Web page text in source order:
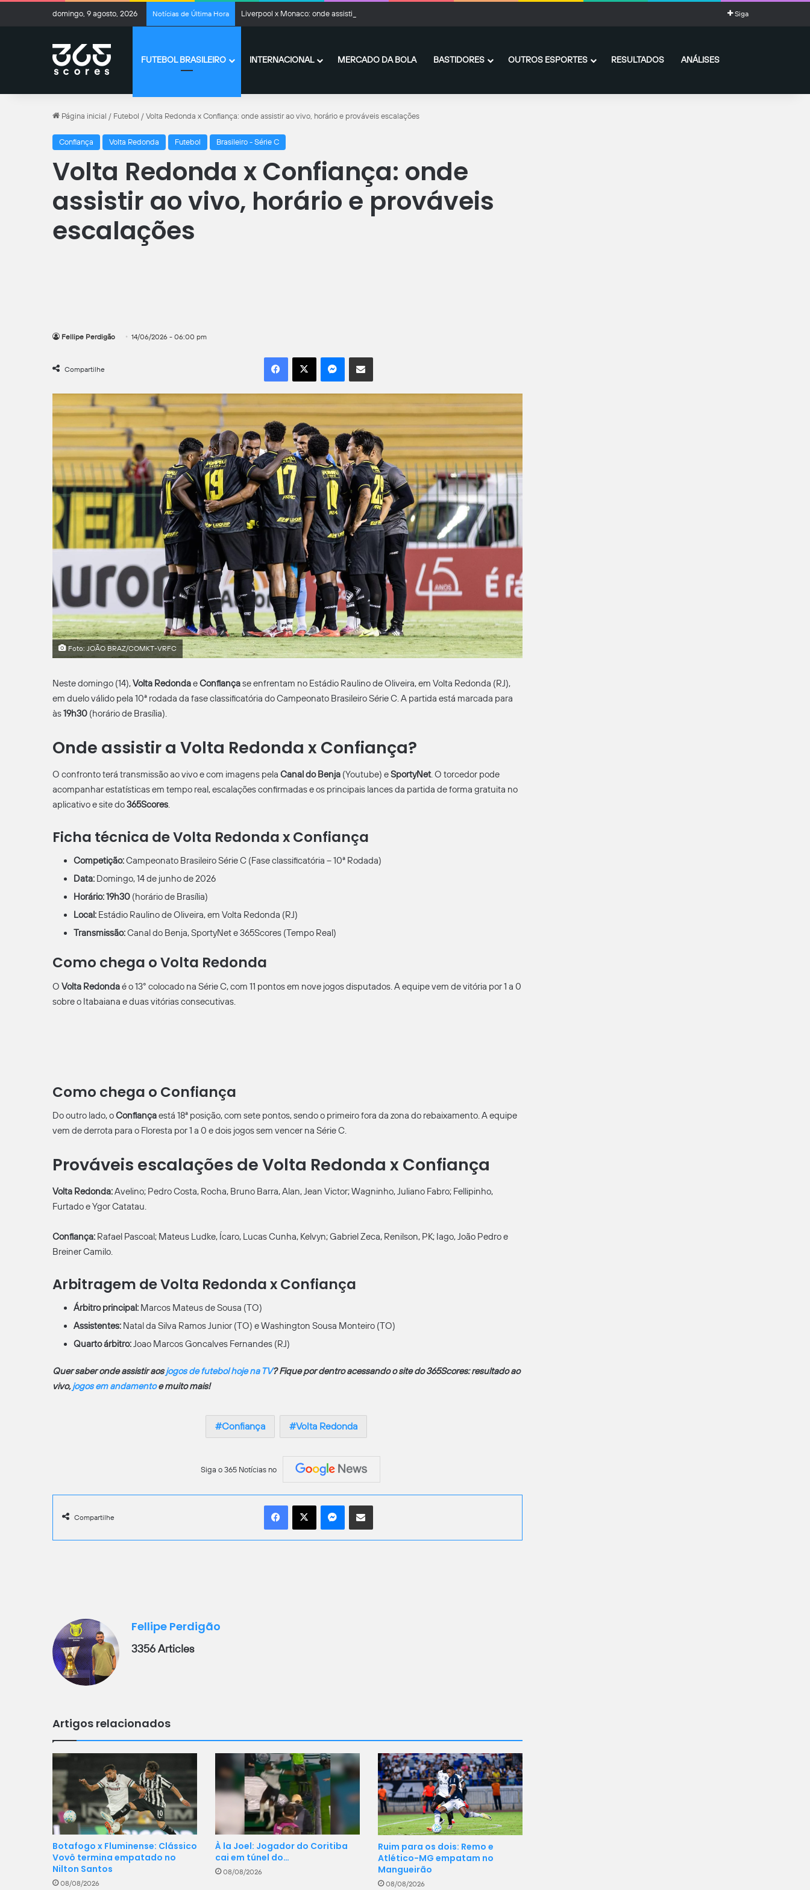
domingo, 9 agosto, 2026 Notícias de Última Hora Liverpool x Monaco: onde assistir ao vivo, horário e prováveis escalações Siga
FUTEBOL BRASILEIRO INTERNACIONAL MERCADO DA BOLA BASTIDORES OUTROS ESPORTES RESULTADOS ANÁLISES
Página inicial / Futebol / Volta Redonda x Confiança: onde assistir ao vivo, horário e prováveis escalações
Confiança Volta Redonda Futebol Brasileiro - Série C
Volta Redonda x Confiança: onde
assistir ao vivo, horário e prováveis
escalações
Fellipe Perdigão 14/06/2026 - 06:00 pm
Compartilhe
Facebook
X MessengerCompartilhar por e-mail
Foto: JOÃO BRAZ/COMKT-VRFC
Neste domingo (14),Volta RedondaeConfiançase enfrentam no Estádio Raulino de Oliveira, em Volta Redonda (RJ),
em duelo válido pela 10ª rodada da fase classificatória do Campeonato Brasileiro Série C. A partida está marcada para
às19h30 (horário de Brasília).
Onde assistir a Volta Redonda x Confiança?
O confronto terá transmissão ao vivo e com imagens pela Canal do Benja (Youtube) eSportyNet. O torcedor pode
acompanhar estatísticas em tempo real, escalações confirmadas e os principais lances da partida de forma gratuita no
aplicativo e site do365Scores.
Ficha técnica de Volta Redonda x Confiança
Competição:Campeonato Brasileiro Série C (Fase classificatória – 10ª Rodada)
Data: Domingo, 14 de junho de 2026
Horário:19h30 (horário de Brasília)
Local: Estádio Raulino de Oliveira, em Volta Redonda (RJ)
Transmissão:Canal do Benja, SportyNet e 365Scores (Tempo Real)
Como chega o Volta Redonda
O Volta Redondaé o 13° colocado na Série C, com 11 pontos em nove jogos disputados. A equipe vem de vitória por 1 a 0
sobre o Itabaiana e duas vitórias consecutivas.
Como chega o Confiança
Do outro lado, oConfiançaestá 18ª posição, com sete pontos, sendo o primeiro fora da zona do rebaixamento. A equipe
vem de derrota para o Floresta por 1 a 0 e dois jogos sem vencer na Série C.
Prováveis escalações de Volta Redonda x Confiança
Volta Redonda:Avelino; Pedro Costa, Rocha, Bruno Barra, Alan, Jean Victor; Wagninho, Juliano Fabro; Fellipinho,
Furtado e Ygor Catatau.
Confiança: Rafael Pascoal; Mateus Ludke, Ícaro, Lucas Cunha, Kelvyn; Gabriel Zeca, Renilson, PK; Iago, João Pedro e
Breiner Camilo.
Arbitragem de Volta Redonda x Confiança
Árbitro principal: Marcos Mateus de Sousa (TO)
Assistentes: Natal da Silva Ramos Junior (TO) e Washington Sousa Monteiro (TO)
Quarto árbitro:Joao Marcos Goncalves Fernandes (RJ)
Quer saber onde assistir aosjogos de futebol hoje na TV? Fique por dentro acessando o site do 365Scores: resultado ao
vivo,jogos em andamentoe muito mais!
Confiança Volta Redonda
Siga o 365 Notícias no
Compartilhe
Facebook
X MessengerCompartilhar por e-mail
Fellipe Perdigão
3356 Articles
Artigos relacionados
Botafogo x Fluminense: Clássico
Vovô termina empatado no
Nilton Santos
08/08/2026
À la Joel: Jogador do Coritiba
cai em túnel do…
08/08/2026
Ruim para os dois: Remo e
Atlético-MG empatam no
Mangueirão
08/08/2026